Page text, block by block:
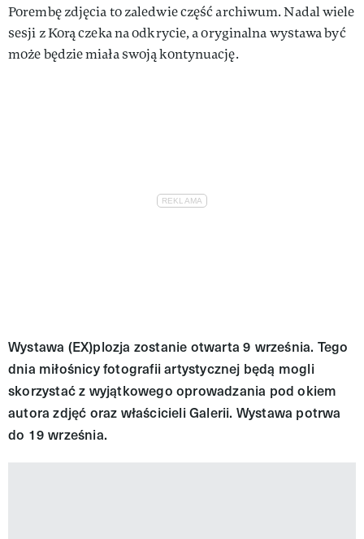
Porembę zdjęcia to zaledwie część archiwum. Nadal wiele
sesji z Korą czeka na odkrycie, a oryginalna wystawa być
może będzie miała swoją kontynuację.
Wystawa (EX)plozja zostanie otwarta 9 września. Tego
dnia miłośnicy fotografii artystycznej będą mogli
skorzystać z wyjątkowego oprowadzania pod okiem
autora zdjęć oraz właścicieli Galerii. Wystawa potrwa
do 19 września.